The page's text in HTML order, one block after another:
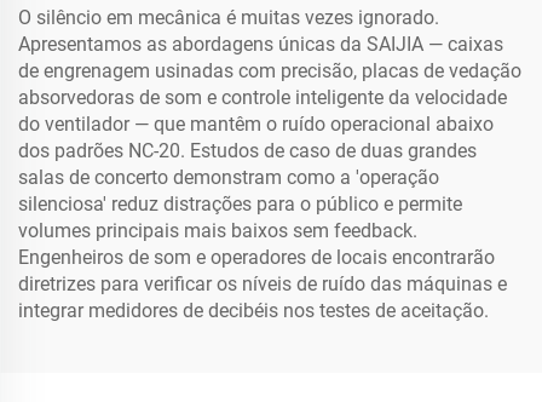
O silêncio em mecânica é muitas vezes ignorado.
Apresentamos as abordagens únicas da SAIJIA — caixas
de engrenagem usinadas com precisão, placas de vedação
absorvedoras de som e controle inteligente da velocidade
do ventilador — que mantêm o ruído operacional abaixo
dos padrões NC-20. Estudos de caso de duas grandes
salas de concerto demonstram como a 'operação
silenciosa' reduz distrações para o público e permite
volumes principais mais baixos sem feedback.
Engenheiros de som e operadores de locais encontrarão
diretrizes para verificar os níveis de ruído das máquinas e
integrar medidores de decibéis nos testes de aceitação.